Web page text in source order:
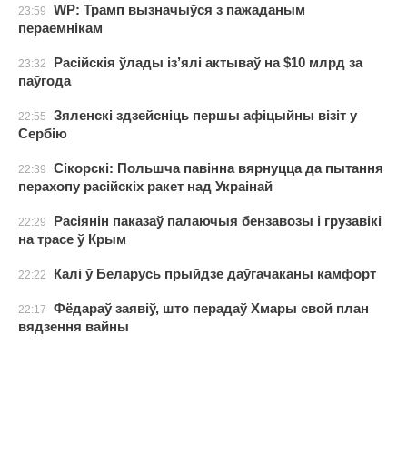
23:59
WP: Трамп вызначыўся з пажаданым
пераемнікам
23:32
Расійскія ўлады із’ялі актываў на $10 млрд за
паўгода
22:55
Зяленскі здзейсніць першы афіцыйны візіт у
Сербію
22:39
Сікорскі: Польшча павінна вярнуцца да пытання
перахопу расійскіх ракет над Украінай
22:29
Расіянін паказаў палаючыя бензавозы і грузавікі
на трасе ў Крым
22:22 Калі ў Беларусь прыйдзе даўгачаканы камфорт
22:17
Фёдараў заявіў, што перадаў Хмары свой план
вядзення вайны